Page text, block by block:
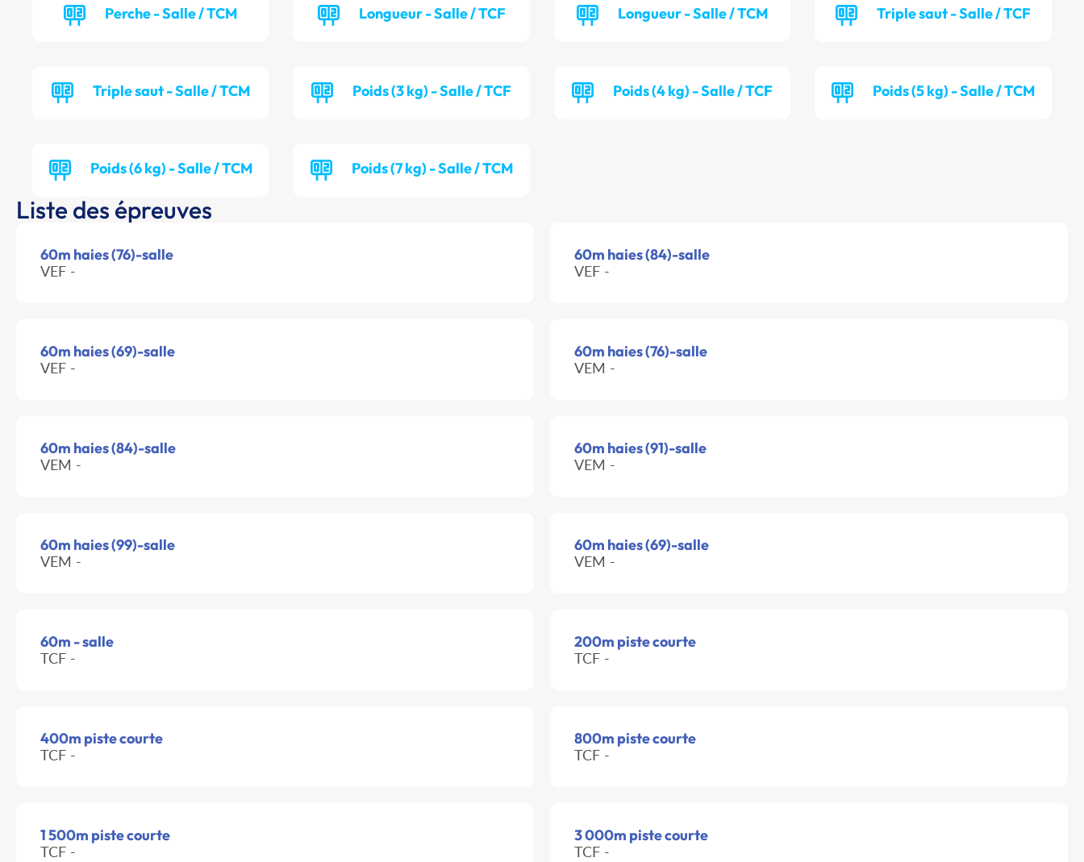
Perche - Salle / TCM Longueur - Salle / TCF Longueur - Salle / TCM Triple saut - Salle / TCF
Triple saut - Salle / TCM Poids (3 kg) - Salle / TCF Poids (4 kg) - Salle / TCF Poids (5 kg) - Salle / TCM
Poids (6 kg) - Salle / TCM Poids (7 kg) - Salle / TCM
Liste des épreuves
60m haies (76)-salle
VEF -
60m haies (84)-salle
VEF -
60m haies (69)-salle
VEF -
60m haies (76)-salle
VEM -
60m haies (84)-salle
VEM -
60m haies (91)-salle
VEM -
60m haies (99)-salle
VEM -
60m haies (69)-salle
VEM -
60m - salle
TCF -
200m piste courte
TCF -
400m piste courte
TCF -
800m piste courte
TCF -
1 500m piste courte
TCF -
3 000m piste courte
TCF -